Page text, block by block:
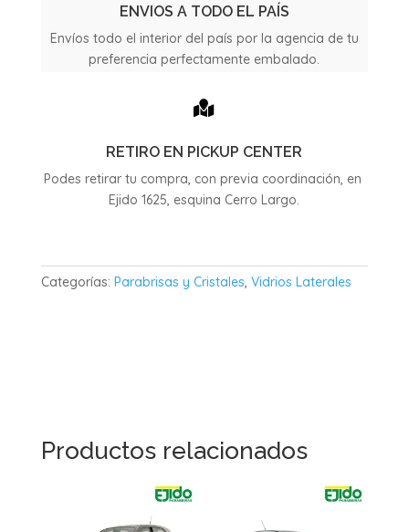
cantidad
ENVIOS A TODO EL PAÍS
Envíos todo el interior del país por la agencia de tu
preferencia perfectamente embalado.

RETIRO EN PICKUP CENTER
Podes retirar tu compra, con previa coordinación, en
Ejido 1625, esquina Cerro Largo.
Categorías: Parabrisas y Cristales, Vidrios Laterales
Productos relacionados